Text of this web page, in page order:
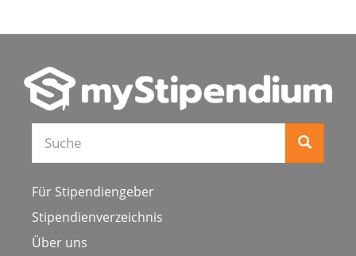
Suche
Für Stipendiengeber
Stipendienverzeichnis
Über uns